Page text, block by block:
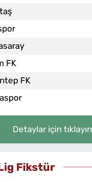
FK
FK
Detaylar için tıklayın
Fikstür